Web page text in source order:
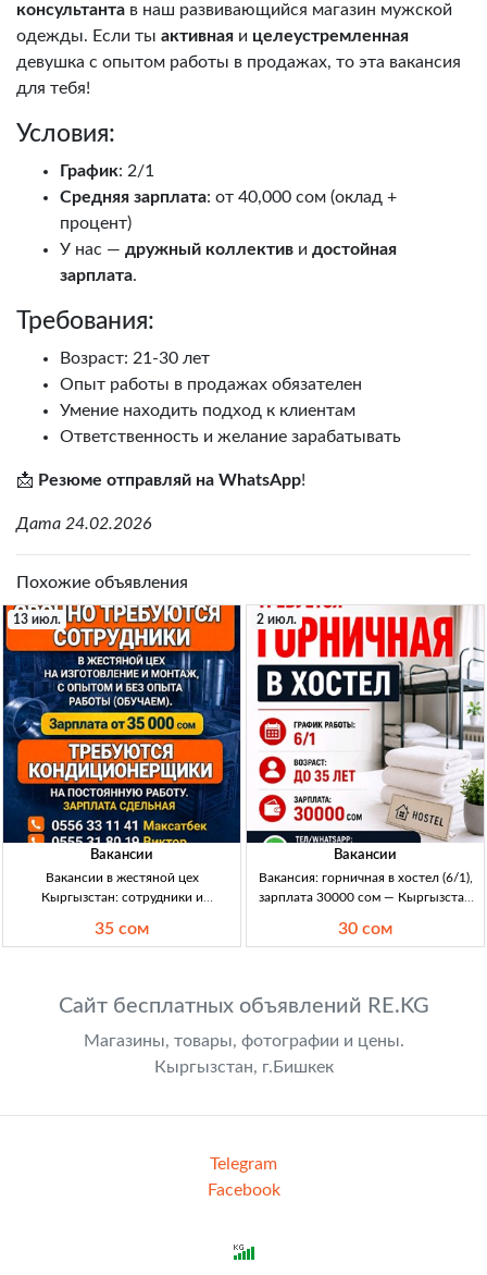
консультанта в наш развивающийся магазин мужской
одежды. Если ты активная и целеустремленная
девушка с опытом работы в продажах, то эта вакансия
для тебя!
Условия:
График: 2/1
Средняя зарплата: от 40,000 сом (оклад +
процент)
У нас — дружный коллектив и достойная
зарплата.
Требования:
Возраст: 21-30 лет
Опыт работы в продажах обязателен
Умение находить подход к клиентам
Ответственность и желание зарабатывать
📩 Резюме отправляй на WhatsApp!
Дата 24.02.2026
Похожие объявления
13 июл.
Вакансии
Вакансии в жестяной цех
Кыргызстан: сотрудники и
опытом и без) — зарплата от 35000
сотрудники (опыт/без опыта). Также
к
35 сом
2 июл.
Вакансии
Вакансия: горничная в хостел (6/1),
зарплата 30000 сом — Кыргызстан
Возраст: до 35 лет. З/п: 30000 KGS.
30 сом
Сайт бесплатных объявлений RE.KG
Магазины, товары, фотографии и цены.
Кыргызстан, г.Бишкек
Telegram
Facebook